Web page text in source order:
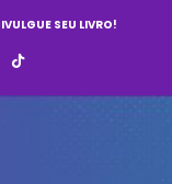
SEU LIVRO!